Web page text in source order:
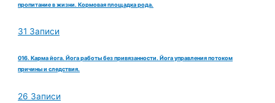
пропитание в жизни. Кормовая площадка рода.
31 Записи
016. Карма йога. Йога работы без привязанности. Йога управления потоком
причины и следствия.
26 Записи